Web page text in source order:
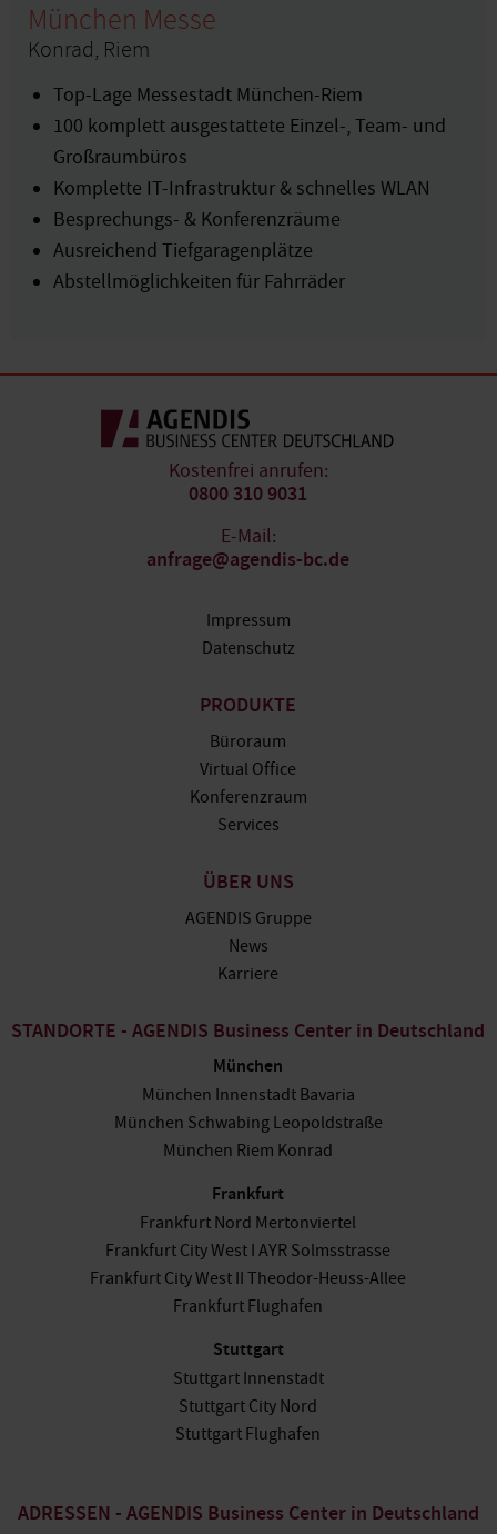
München Messe
Konrad, Riem
Top-Lage Messestadt München-Riem
100 komplett ausgestattete Einzel-, Team- und
Großraumbüros
Komplette IT-Infrastruktur & schnelles WLAN
Besprechungs- & Konferenzräume
Ausreichend Tiefgaragenplätze
Abstellmöglichkeiten für Fahrräder
Kostenfrei anrufen:
0800 310 9031
E-Mail:
anfrage@agendis-bc.de
Impressum
Datenschutz
PRODUKTE
Büroraum
Virtual Office
Konferenzraum
Services
ÜBER UNS
AGENDIS Gruppe
News
Karriere
STANDORTE - AGENDIS Business Center in Deutschland
München
München Innenstadt Bavaria
München Schwabing Leopoldstraße
München Riem Konrad
Frankfurt
Frankfurt Nord Mertonviertel
Frankfurt City West I AYR Solmsstrasse
Frankfurt City West II Theodor-Heuss-Allee
Frankfurt Flughafen
Stuttgart
Stuttgart Innenstadt
Stuttgart City Nord
Stuttgart Flughafen
ADRESSEN - AGENDIS Business Center in Deutschland